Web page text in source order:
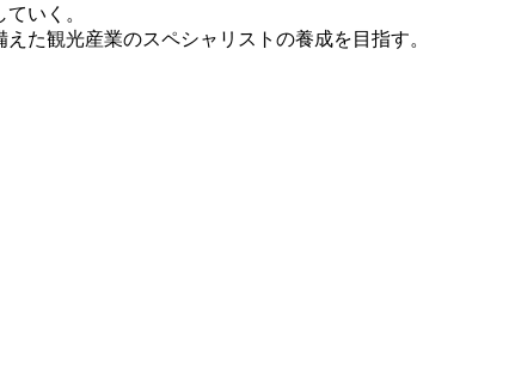
いく。
た観光産業のスペシャリストの養成を目指す。